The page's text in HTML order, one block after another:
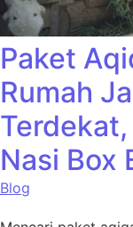
Paket
Rumah
Nasi Box
Blog